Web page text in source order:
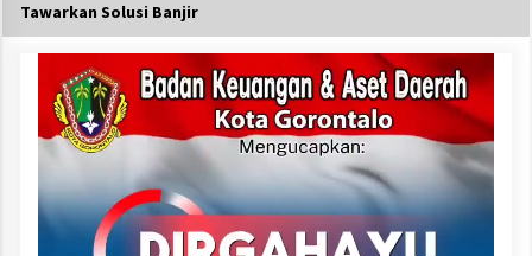
Tawarkan Solusi Banjir